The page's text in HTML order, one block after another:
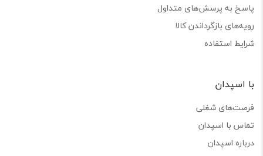
پاسخ به پرسش‌های متداول
رویه‌های بازگرداندن کالا
شرایط استفاده
با اسپدان
فرصت‌های شغلی
تماس با اسپدان
درباره اسپدان